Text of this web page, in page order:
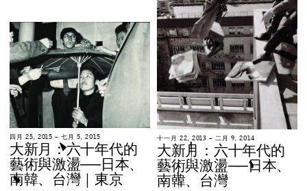
十一月 22, 2013 – 二月 9, 2014
大新月 ： 六十年代的
藝術與激盪──日本、
南韓、 台灣
四月 25, 2015 – 七月 5, 2015
大新月 ：六十年代的
藝術與激盪──日本、
南韓、 台灣｜東京